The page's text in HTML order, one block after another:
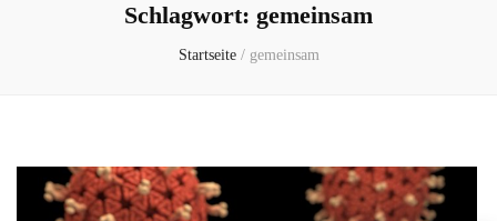
Schlagwort: gemeinsam
Startseite / gemeinsam